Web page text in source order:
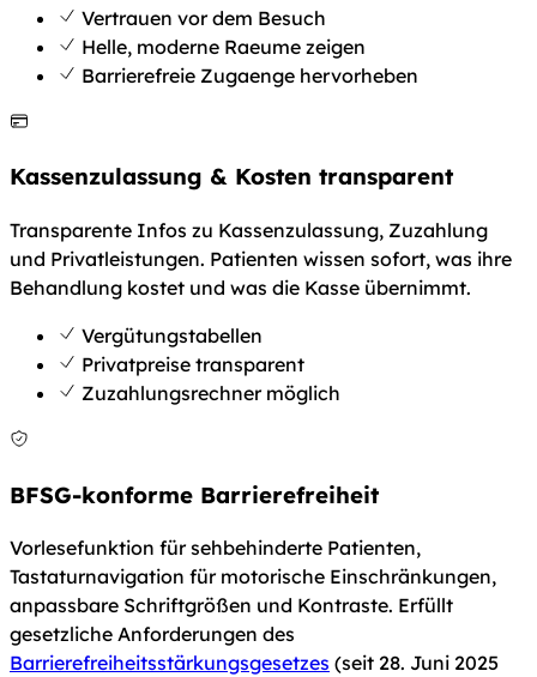
Vertrauen vor dem Besuch
Helle, moderne Raeume zeigen
Barrierefreie Zugaenge hervorheben
Kassenzulassung & Kosten transparent
Transparente Infos zu Kassenzulassung, Zuzahlung
und Privatleistungen. Patienten wissen sofort, was ihre
Behandlung kostet und was die Kasse übernimmt.
Vergütungstabellen
Privatpreise transparent
Zuzahlungsrechner möglich
BFSG-konforme Barrierefreiheit
Vorlesefunktion für sehbehinderte Patienten,
Tastaturnavigation für motorische Einschränkungen,
anpassbare Schriftgrößen und Kontraste. Erfüllt
gesetzliche Anforderungen des
Barrierefreiheitsstärkungsgesetzes (seit 28. Juni 2025